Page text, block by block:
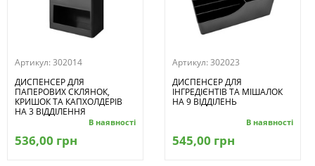
Артикул: 302014
ДИСПЕНСЕР ДЛЯ
ПАПЕРОВИХ СКЛЯНОК,
КРИШОК ТА КАПХОЛДЕРІВ
НА 3 ВІДДІЛЕННЯ
В наявності
536,00 грн
Артикул: 302023
ДИСПЕНСЕР ДЛЯ
ІНГРЕДІЄНТІВ ТА МІШАЛОК
НА 9 ВІДДІЛЕНЬ
В наявності
545,00 грн